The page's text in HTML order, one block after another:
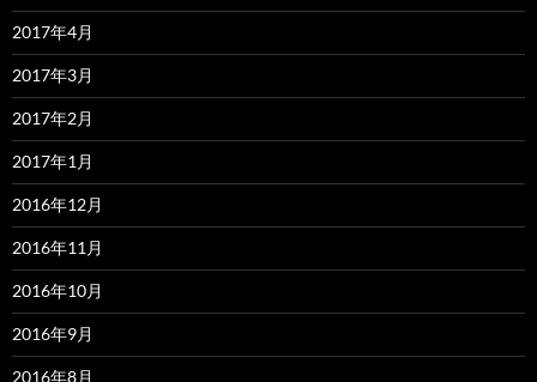
2017年4月
2017年3月
2017年2月
2017年1月
2016年12月
2016年11月
2016年10月
2016年9月
2016年8月